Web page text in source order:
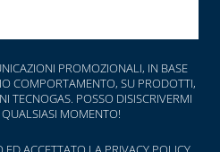
DI
PROMOZIONALI, IN BASE
COMPORTAMENTO, SU PRODOTTI,
TECNOGAS. POSSO DISISCRIVERMI
MOMENTO!